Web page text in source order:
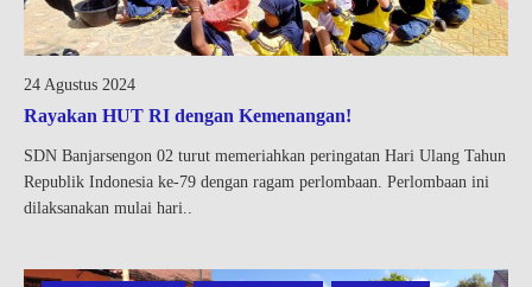
24 Agustus 2024
Rayakan HUT RI dengan Kemenangan!
SDN Banjarsengon 02 turut memeriahkan peringatan Hari Ulang Tahun
Republik Indonesia ke-79 dengan ragam perlombaan. Perlombaan ini
dilaksanakan mulai hari..